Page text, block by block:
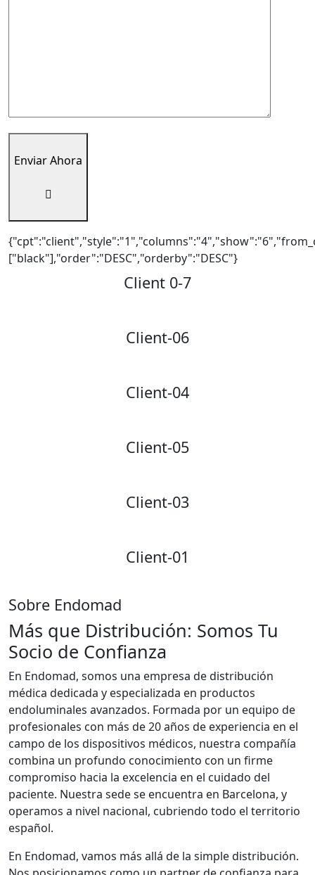
Enviar Ahora
["black"],"order":"DESC","orderby":"DESC"}
Client 0-7
Client-06
Client-04
Client-05
Client-03
Client-01
Sobre Endomad
Más que Distribución: Somos Tu
Socio de Confianza
En Endomad, somos una empresa de distribución
médica dedicada y especializada en productos
endoluminales avanzados. Formada por un equipo de
profesionales con más de 20 años de experiencia en el
campo de los dispositivos médicos, nuestra compañía
combina un profundo conocimiento con un firme
compromiso hacia la excelencia en el cuidado del
paciente. Nuestra sede se encuentra en Barcelona, y
operamos a nivel nacional, cubriendo todo el territorio
español.
En Endomad, vamos más allá de la simple distribución.